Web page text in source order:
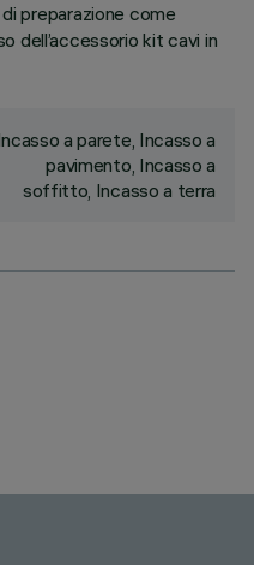
preparazione come
dell’accessorio kit cavi in
a parete, Incasso a
pavimento, Incasso a
soffitto, Incasso a terra